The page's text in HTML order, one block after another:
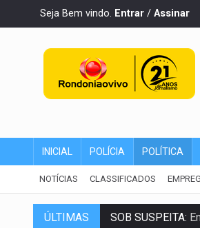
Seja Bem vindo. Entrar / Assinar
INICIAL POLÍCIA POLÍTICA
NOTÍCIAS CLASSIFICADOS
ÚLTIMAS SOB SUSPEITA: